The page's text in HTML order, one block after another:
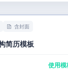
含封面
简历模板
使用模